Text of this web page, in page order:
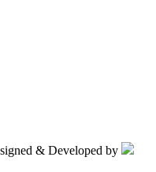
& Developed by